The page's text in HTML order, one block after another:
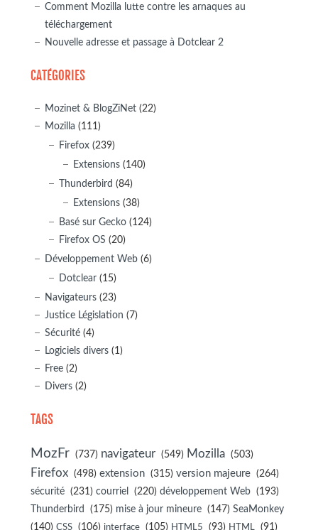
Comment Mozilla lutte contre les arnaques au
téléchargement
Nouvelle adresse et passage à Dotclear 2
CATÉGORIES
Mozinet & BlogZiNet (22)
Mozilla (111)
Firefox (239)
Extensions (140)
Thunderbird (84)
Extensions (38)
Basé sur Gecko (124)
Firefox OS (20)
Développement Web (6)
Dotclear (15)
Navigateurs (23)
Justice Législation (7)
Sécurité (4)
Logiciels divers (1)
Free (2)
Divers (2)
TAGS
MozFr (737) navigateur (549) Mozilla (503)
Firefox (498) extension (315) version majeure (264)
sécurité (231) courriel (220) développement Web (193)
Thunderbird (175) mise à jour mineure (147) SeaMonkey
(140) CSS (106) interface (105) HTML5 (93) HTML (91)